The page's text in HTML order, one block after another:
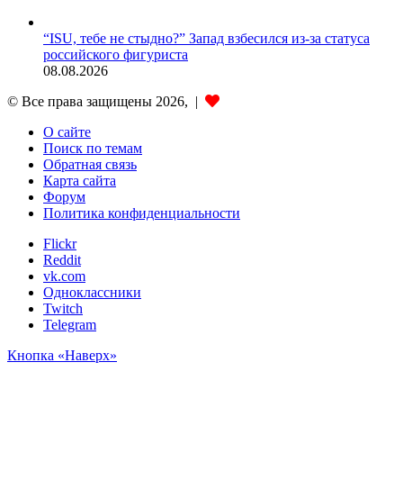
“ISU, тебе не стыдно?” Запад взбесился из-за статуса
российского фигуриста
08.08.2026
© Все права защищены 2026, |
О сайте
Поиск по темам
Обратная связь
Карта сайта
Форум
Политика конфиденциальности
Flickr
Reddit
vk.com
Одноклассники
Twitch
Telegram
Кнопка «Наверх»